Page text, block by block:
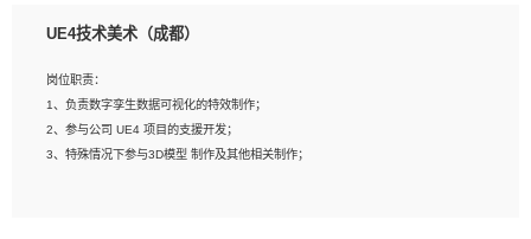
2、熟练掌握 Unity3D 程序开发，精通 C# 语言开发；
4、有良好的沟通能力和团队合作意识；
5、开发过 HoloLens 程序者优先。
UE4技术美术（成都）
岗位职责：
1、负责数字孪生数据可视化的特效制作；
2、参与公司 UE4 项目的支援开发；
3、特殊情况下参与3D模型 制作及其他相关制作；